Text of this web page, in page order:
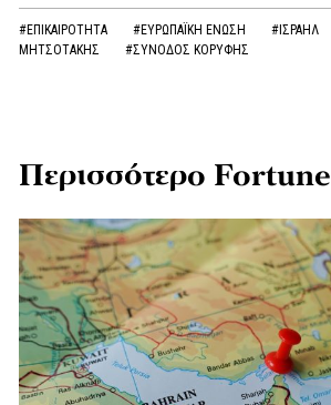
#ΕΠΙΚΑΙΡΟΤΗΤΑ #ΕΥΡΩΠΑΪΚΗ ΕΝΩΣΗ #ΙΣΡΑΗΛ
ΜΗΤΣΟΤΑΚΗΣ
#ΣΥΝΟΔΟΣ ΚΟΡΥΦΗΣ
Περισσότερο Fortune